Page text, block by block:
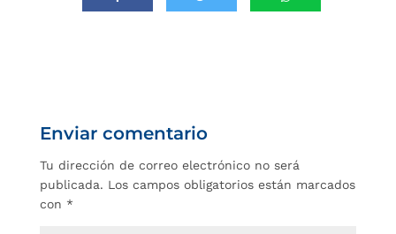
Enviar comentario
Tu dirección de correo electrónico no será
publicada. Los campos obligatorios están marcados
con *